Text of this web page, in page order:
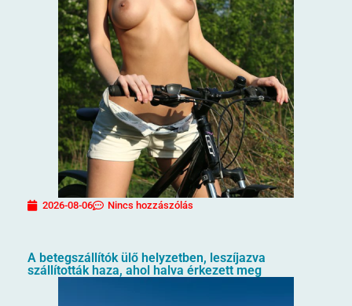
2026-08-06 Nincs hozzászólás
A betegszállítók ülő helyzetben, leszíjazva
szállították haza, ahol halva érkezett meg